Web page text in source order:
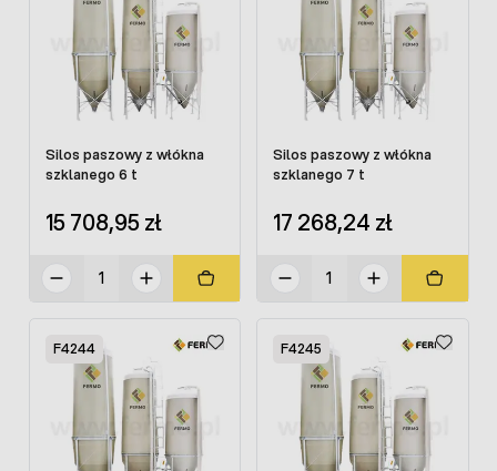
Silos paszowy z włókna
szklanego 6 t
15 708,95 zł
Silos paszowy z włókna
szklanego 7 t
17 268,24 zł
F4244 F4245